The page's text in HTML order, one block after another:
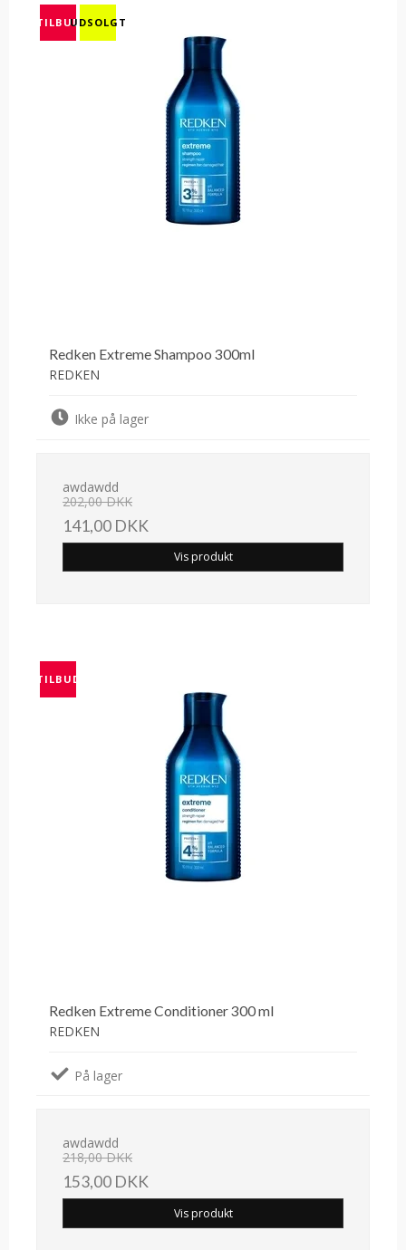
TILBUDUDSOLGT
Redken Extreme Shampoo 300ml
REDKEN
Ikke på lager
awdawdd
202,00 DKK
141,00 DKK
Vis produkt
TILBUD
Redken Extreme Conditioner 300 ml
REDKEN
På lager
awdawdd
218,00 DKK
153,00 DKK
Vis produkt